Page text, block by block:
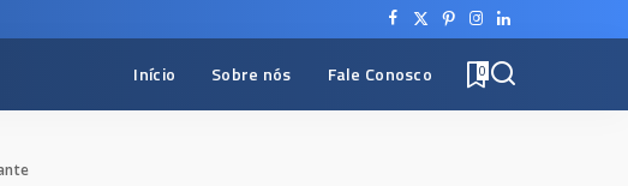
Início Sobre nós Fale Conosco 0